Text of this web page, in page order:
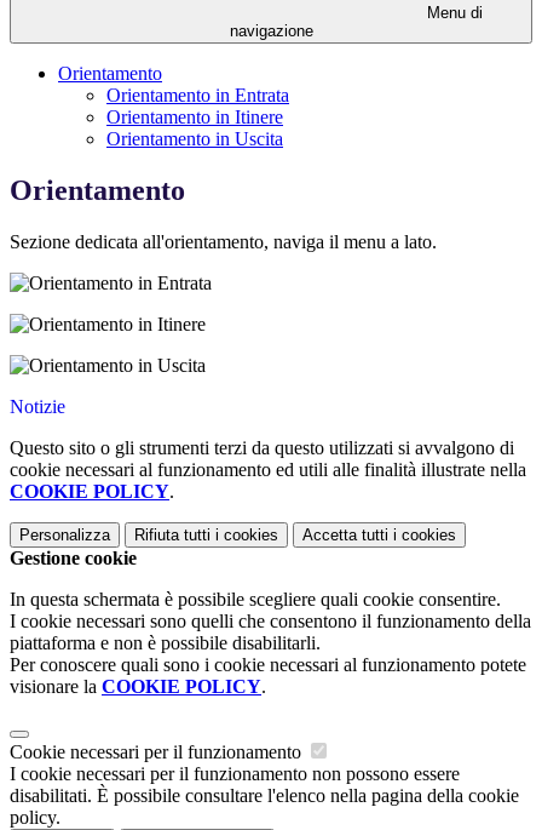
Menu di
navigazione
Orientamento
Orientamento in Entrata
Orientamento in Itinere
Orientamento in Uscita
Orientamento
Sezione dedicata all'orientamento, naviga il menu a lato.
Notizie
Questo sito o gli strumenti terzi da questo utilizzati si avvalgono di
cookie necessari al funzionamento ed utili alle finalità illustrate nella
COOKIE POLICY.
Personalizza Rifiuta tutti i cookies Accetta tutti i cookies
Gestione cookie
In questa schermata è possibile scegliere quali cookie consentire.
I cookie necessari sono quelli che consentono il funzionamento della
piattaforma e non è possibile disabilitarli.
Per conoscere quali sono i cookie necessari al funzionamento potete
visionare la COOKIE POLICY.
Cookie necessari per il funzionamento
I cookie necessari per il funzionamento non possono essere
disabilitati. È possibile consultare l'elenco nella pagina della cookie
policy.